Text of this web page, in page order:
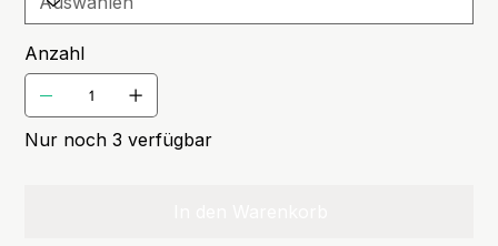
Anzahl
Nur noch 3 verfügbar